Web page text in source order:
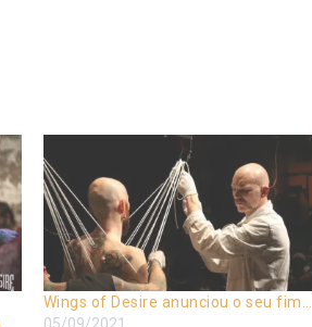
Wings of Desire anunciou o seu fim…